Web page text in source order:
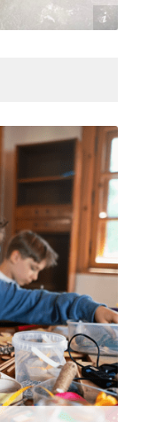
og Fiskeforening